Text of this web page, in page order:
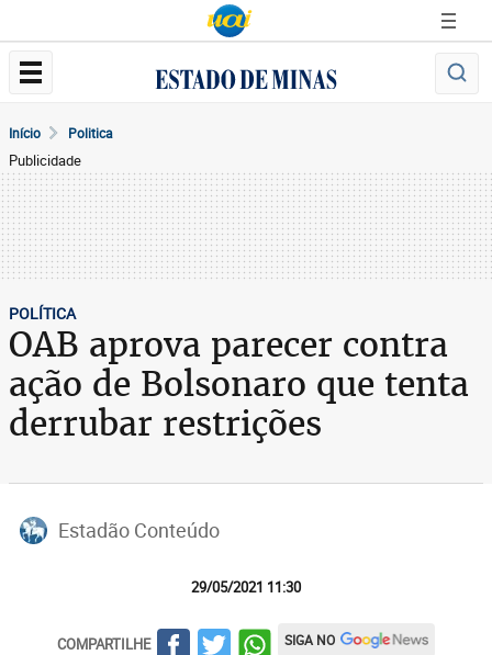
Início Politica
Publicidade
POLÍTICA
OAB aprova parecer contra
ação de Bolsonaro que tenta
derrubar restrições
Estadão Conteúdo
29/05/2021 11:30
COMPARTILHE SIGA NO